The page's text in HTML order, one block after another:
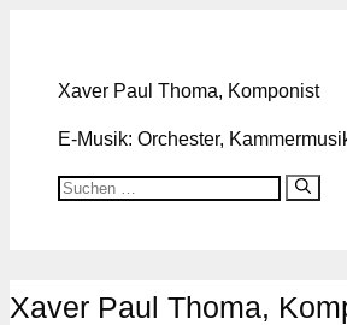
springen
Xaver Paul Thoma, Komponist
E-Musik: Orchester,
Suchen
Xaver Paul Thoma,